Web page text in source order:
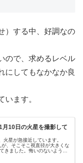
）する中、好調なの
ので、求めるレベル
にしてもなかなか良
います。
月10日の火星を撮影して
星が急接近しています。
、そこそこ視直径が大きくな
きました。悔いのないように